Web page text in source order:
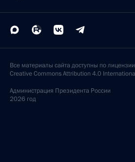
Все материалы сайта доступны по
Creative Commons Attribution 4.0
Администрация Президента России
2026 год